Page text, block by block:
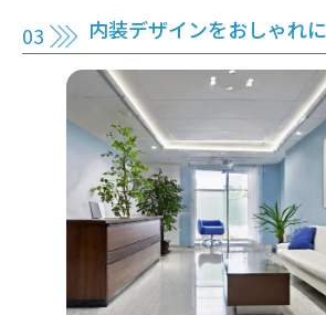
内装デザインをおしゃれ